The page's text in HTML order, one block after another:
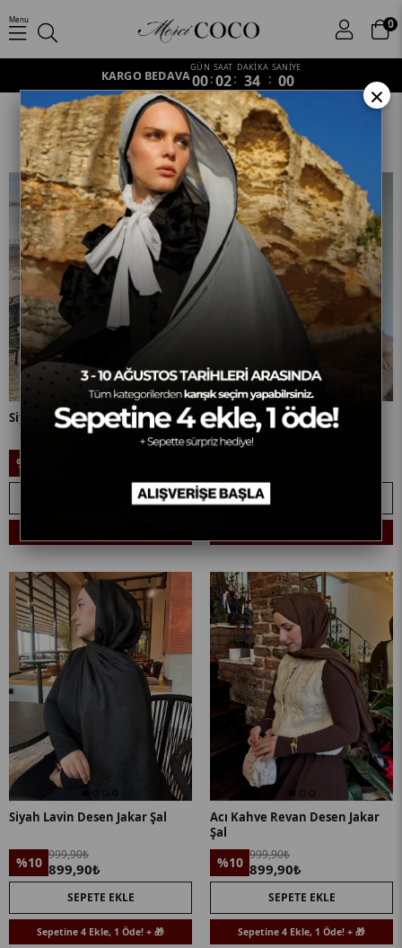
0
Menu
KARGO BEDAVA
GÜN
00:
SAAT
02:
DAKİKA
33 :
SANİYE
56
İpeksi Jakar Şal
Anasayfa Şal İpeksi Jakar Şal
Siyah Döngü Desen Jakar Şal
%10
Koyu Vizon Nova Desen Jakar
Şal
Siyah Lavin Desen Jakar Şal
%10 999,90₺
899,90₺
SEPETE EKLE
Sepetine 4 Ekle, 1 Öde! + 🎁
Acı Kahve Revan Desen Jakar
Şal
%10 999,90₺
899,90₺
SEPETE EKLE
Sepetine 4 Ekle, 1 Öde! + 🎁
×